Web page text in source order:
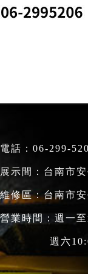
電話： 06-299-
展示間：台南市
維修區：台南市
營業時間：週一